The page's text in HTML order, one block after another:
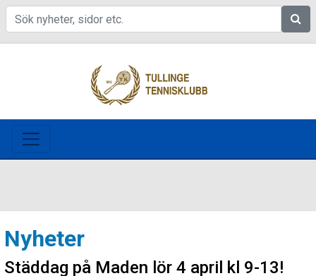
Sök
Nyheter
Städdag på Maden lör 4 april kl 9-13!